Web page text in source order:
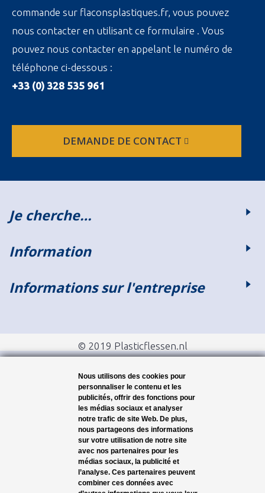
commande sur flaconsplastiques.fr, vous pouvez
nous contacter en utilisant ce formulaire . Vous
pouvez nous contacter en appelant le numéro de
téléphone ci-dessous :
+33 (0) 328 535 961
DEMANDE DE CONTACT
Je cherche…
Information
Informations sur l'entreprise
© 2019 Plasticflessen.nl
Nous utilisons des cookies pour
personnaliser le contenu et les
publicités, offrir des fonctions pour
les médias sociaux et analyser
notre trafic de site Web. De plus,
nous partageons des informations
sur votre utilisation de notre site
avec nos partenaires pour les
médias sociaux, la publicité et
l’analyse. Ces partenaires peuvent
combiner ces données avec